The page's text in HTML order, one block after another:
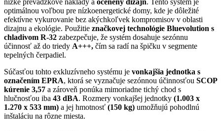
optimálnou voľbou pre nízkoenergetické domy, kde je dôležité
efektívne vykurovanie bez akýchkoľvek kompromisov v oblasti
dizajnu a ekológie. Použitie značkovej technológie Bluevolution s
chladivom R-32 zabezpečuje, že systém dosahuje sezónnu
účinnosť až do triedy A+++, čím sa radí na špičku v segmente
tepelných čerpadiel.
Súčasťou tohto exkluzívneho systému je vonkajšia jednotka s
označením EPRA, ktorá se vyznačuje sezónnou účinnosťou SCOP
kúrenie 3,57 a zároveň ponúka mimoriadne tichý chod s
hlučnosťou iba 43 dBA. Rozmery vonkajšej jednotky (1.003 x
1.270 x 533 mm) a jej hmotnosť (150 kg) umožňujú pohodlnú
inštaláciu na rôzne miesta.